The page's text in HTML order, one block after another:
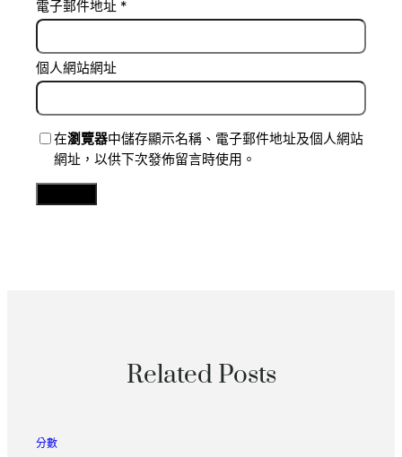
電子郵件地址 *
個人網站網址
在瀏覽器中儲存顯示名稱、電子郵件地址及個人網站
網址，以供下次發佈留言時使用。
Related Posts
分數